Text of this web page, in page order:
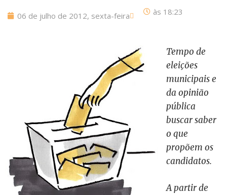
06 de julho de 2012, sexta-feira às 18:23
Tempo de
eleições
municipais e
da opinião
pública
buscar saber
o que
propõem os
candidatos.
A partir de